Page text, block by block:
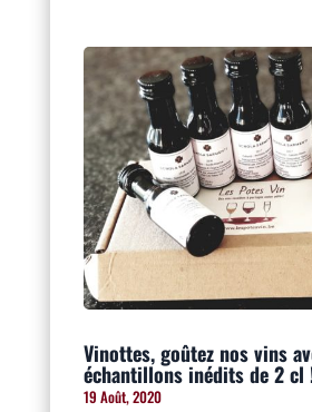
Vinottes, goûtez nos vins
échantillons inédits de 2 cl
19 Août, 2020